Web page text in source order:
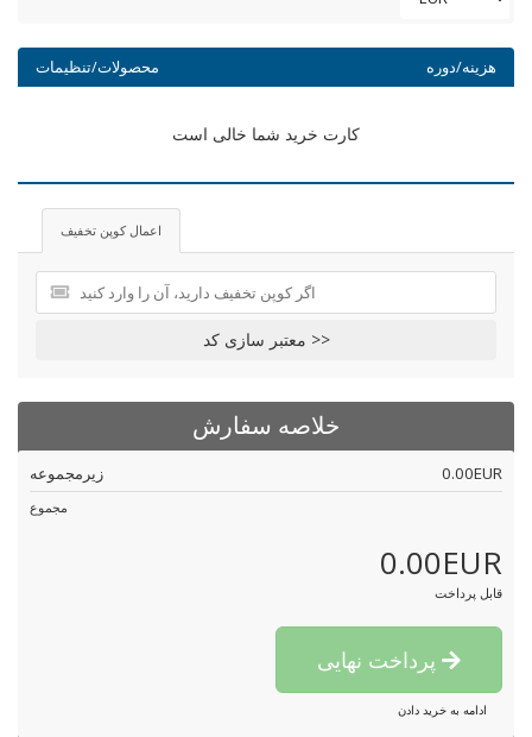
محصولات/تنظیمات هزینه/دوره
کارت خرید شما خالی است
اعمال کوپن تخفیف
معتبر سازی کد >>
خلاصه سفارش
زیرمجموعه 0.00EUR
مجموع
0.00EUR
قابل پرداخت
ادامه به خرید دادن